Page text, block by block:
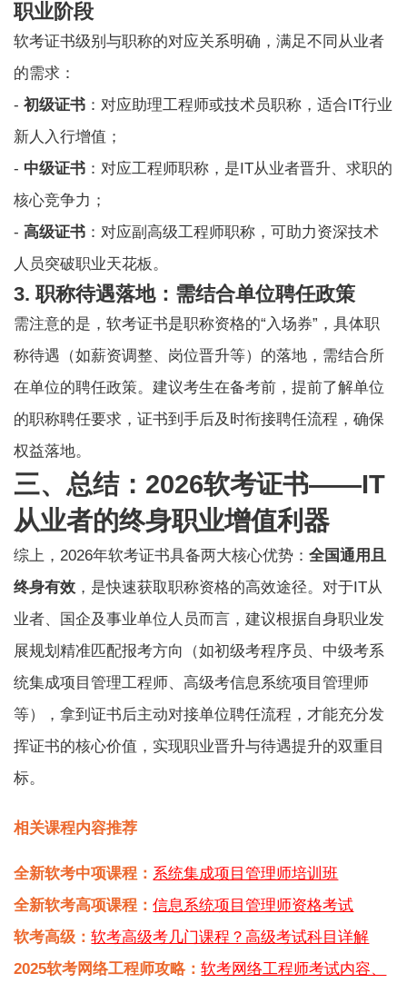
职业阶段
软考证书级别与职称的对应关系明确，满足不同从业者
的需求：
-初级证书 ：对应助理工程师或技术员职称，适合IT行业
新人入行增值；
- 中级证书 ：对应工程师职称，是IT从业者晋升、求职的
核心竞争力；
-高级证书 ：对应副高级工程师职称，可助力资深技术
人员突破职业天花板。
3. 职称待遇落地：需结合单位聘任政策
需注意的是，软考证书是职称资格的“入场券”，具体职
称待遇（如薪资调整、岗位晋升等）的落地，需结合所
在单位的聘任政策。建议考生在备考前，提前了解单位
的职称聘任要求，证书到手后及时衔接聘任流程，确保
权益落地。
三、总结：2026软考证书——IT
从业者的终身职业增值利器
综上，2026年软考证书具备两大核心优势：全国通用且
终身有效 ，是快速获取职称资格的高效途径。对于IT从
业者、国企及事业单位人员而言，建议根据自身职业发
展规划精准匹配报考方向（如初级考程序员、中级考系
统集成项目管理工程师、高级考信息系统项目管理师
等），拿到证书后主动对接单位聘任流程，才能充分发
挥证书的核心价值，实现职业晋升与待遇提升的双重目
标。
相关课程内容推荐
全新软考中项课程： 系统集成项目管理师培训班
全新软考高项课程：信息系统项目管理师资格考试
软考高级：软考高级考几门课程？高级考试科目详解
2025软考网络工程师攻略：软考网络工程师考试内容、